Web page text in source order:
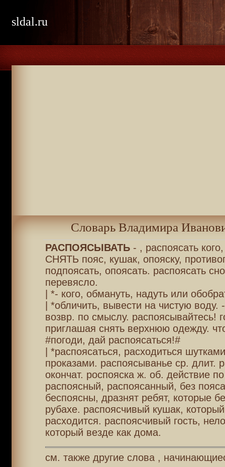
sldal.ru
Словарь Владимира
РАСПОЯСЫВАТЬ- , распоясать
СНЯТЬ пояс, кушак, опояску,
подпоясать, опоясать. распоясать
перевясло.
| *- кого, обмануть, надуть или
| *обличить, вывести на чистую воду.
возвр. по смыслу. распоясывайтесь!
приглашая снять верхнюю одежду.
#погоди, дай распоясаться!#
| *распоясаться, расходиться
проказами. распоясыванье ср. длит.
окончат. роспояска ж. об. действие по
распоясный, распоясанный, без
беспоясны, дразнят ребят, которые
рубахе. распоясчивый кушак, который
расходится. распоясчивый гость,
который везде как дома.
см. также другие слова ,